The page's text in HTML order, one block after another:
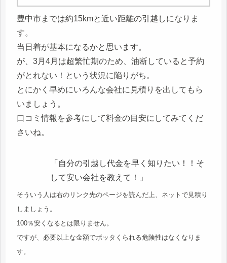
豊中市までは約15kmと近い距離の引越しになりま
す。
当日着が基本になるかと思います。
が、3月4月は超繁忙期のため、油断していると予約
がとれない！という状況に陥りがち。
とにかく早めにいろんな会社に見積りを出してもら
いましょう。
口コミ情報を参考にして料金の目安にしてみてくだ
さいね。
「自分の引越し代金を早く知りたい！！そ
して安い会社を教えて！」
そういう人は右のリンク先のページを読んだ上、ネットで見積り
しましょう。
100％安くなるとは限りません。
ですが、必要以上な金額でボッタくられる危険性はなくなりま
す。